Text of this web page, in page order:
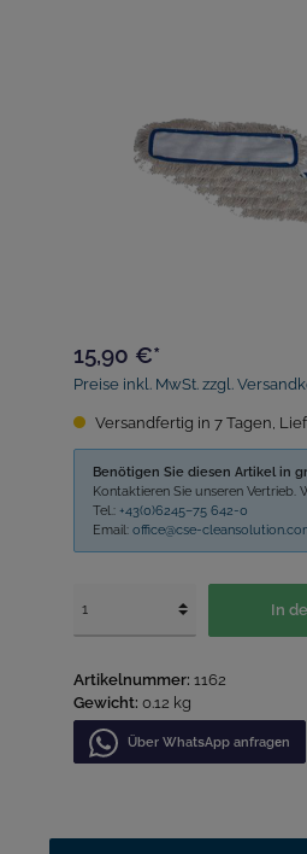
15,90 €*
Preise inkl. MwSt. zzgl.
Versandfertig in 7 Tagen,
Benötigen Sie diesen Artikel in
Kontaktieren Sie unseren Vertrieb.
Tel.: +43(0)6245–75 642-0
Email: office@cse-
In
Artikelnummer: 1162
Gewicht: 0.12 kg
Über WhatѕApp anfragеn